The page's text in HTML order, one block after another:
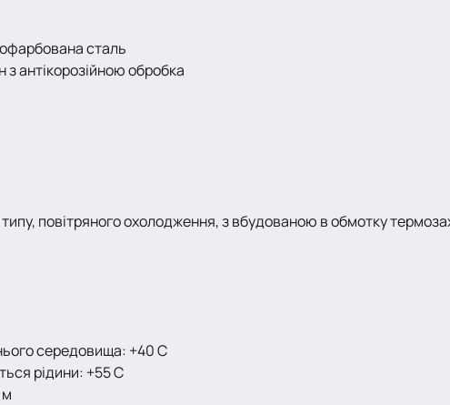
сталь
з антікорозійною обробка
повітряного охолодження, з вбудованою в обмотку
середовища: +40 С
рідини: +55 С